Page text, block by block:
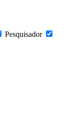
Pesquisador